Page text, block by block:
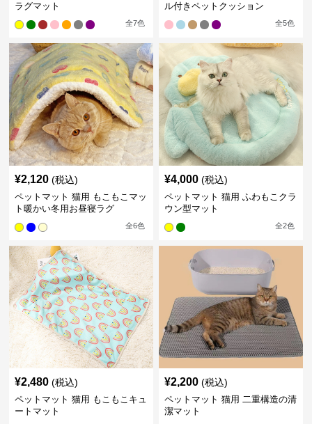
ラグマット
全7色
ル付きペットクッション
全5色
¥2,120 (税込)
ペットマット 猫用 もこもこマッ
ト暖かい冬用お昼寝ラグ
全6色
¥4,000 (税込)
ペットマット 猫用 ふわもこクラ
ウン型マット
全2色
¥2,480 (税込)
ペットマット 猫用 もこもこキュ
ートマット
¥2,200 (税込)
ペットマット 猫用 二重構造の清
潔マット